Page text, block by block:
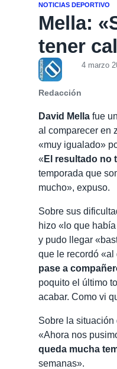
NOTICIAS DEPORTIVO
Mella:
tener
Redacción
4 marzo
David Mella fue
al comparecer en
«muy igualado»
« El resultado no
temporada que
mucho», expuso.
Sobre sus
hizo «lo que
y pudo llegar
que le recordó
pase a
poquito el último
acabar. Como vi
Sobre la
«Ahora nos
queda mucha
semanas».